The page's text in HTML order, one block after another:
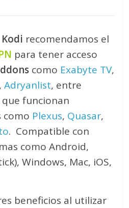
Kodi recomendamos el
para tener acceso
como Exabyte TV,
,Adryanlist, entre
funcionan
Plexus, Quasar,
. Compatible con
como Android,
Windows, Mac, iOS,
beneficios al utilizar